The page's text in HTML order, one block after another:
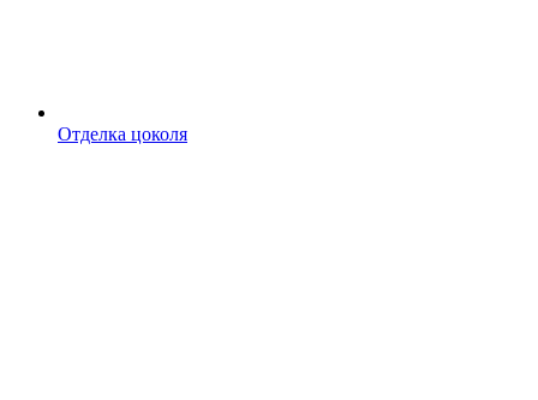
Отделка цоколя